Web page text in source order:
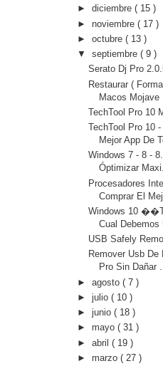
► diciembre ( 15 )
► noviembre ( 17 )
► octubre ( 13 )
▼ septiembre ( 9 )
Serato Dj Pro
Restaurar (
Macos Mojave
TechTool Pro 10
TechTool Pro 10
Mejor App De
Windows 7 - 8 -
Óptimizar
Procesadores
Comprar El
Windows 10
Cual Debemos
USB Safely
Remover Usb De
Pro Sin Dañar
► agosto ( 7 )
► julio ( 10 )
► junio ( 18 )
► mayo ( 31 )
► abril ( 19 )
► marzo ( 27 )